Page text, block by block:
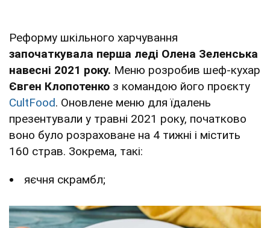
Реформу шкільного харчування
започаткувала перша леді Олена Зеленська
навесні 2021 року. Меню розробив шеф-кухар
Євген Клопотенко з командою його проєкту
CultFood. Оновлене меню для їдалень
презентували у травні 2021 року, початково
воно було розраховане на 4 тижні і містить
160 страв. Зокрема, такі:
яєчня скрамбл;